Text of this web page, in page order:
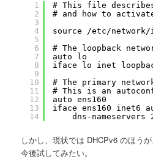
1
2
3
4
5
6
7
8
9
10
11
12
13
14
# This file
# and how to
source /etc/
# The loopback
auto lo
iface lo inet
# The primary
# This is an
auto ens160
iface ens160 inet6
dns-nameservers
しかし、現状では DHCPv6 のほうが
今後試してみたい。